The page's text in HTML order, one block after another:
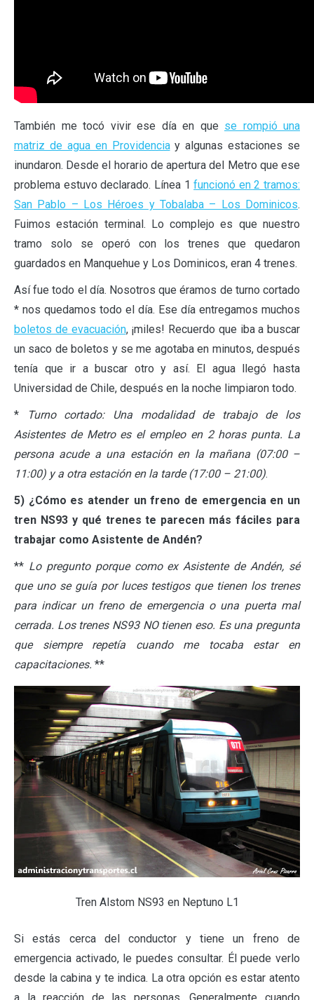
También me tocó vivir ese día en que se rompió una
matriz de agua en Providenciay algunas estaciones se
inundaron. Desde el horario de apertura del Metro que ese
problema estuvo declarado. Línea 1funcionó en 2 tramos:
San Pablo – Los Héroes y Tobalaba – Los Dominicos.
Fuimos estación terminal. Lo complejo es que nuestro
tramo solo se operó con los trenes que quedaron
guardados en Manquehue y Los Dominicos, eran 4 trenes.
Así fue todo el día. Nosotros que éramos de turno cortado
* nos quedamos todo el día. Ese día entregamos muchos
boletos de evacuación, ¡miles! Recuerdo que iba a buscar
un saco de boletos y se me agotaba en minutos, después
tenía que ir a buscar otro y así. El agua llegó hasta
Universidad de Chile, después en la noche limpiaron todo.
*
Turno cortado: Una modalidad de trabajo de los
Asistentes de Metro es el empleo en 2 horas punta. La
persona acude a una estación en la mañana (07:00 –
11:00) y a otra estación en la tarde (17:00 – 21:00).
5) ¿Cómo es atender un freno de emergencia en un
tren NS93 y qué trenes te parecen más fáciles para
trabajar como Asistente de Andén?
** Lo pregunto porque como ex Asistente de Andén, sé
que uno se guía por luces testigos que tienen los trenes
para indicar un freno de emergencia o una puerta mal
cerrada. Los trenes NS93 NO tienen eso. Es una pregunta
que siempre repetía cuando me tocaba estar en
capacitaciones. **
Tren Alstom NS93 en Neptuno L1
Si estás cerca del conductor y tiene un freno de
emergencia activado, le puedes consultar. Él puede verlo
desde la cabina y te indica. La otra opción es estar atento
a la reacción de las personas. Generalmente cuando